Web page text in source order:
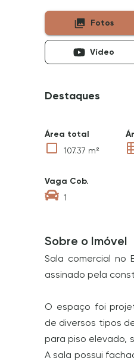
Fotos
Vídeo
Destaques
Área total
107.37 m²
Vaga Cob.
1
Sobre o Imóvel
Sala comercial no
assinado pela
O espaço foi
de diversos tipos
para piso elevado,
A sala possui